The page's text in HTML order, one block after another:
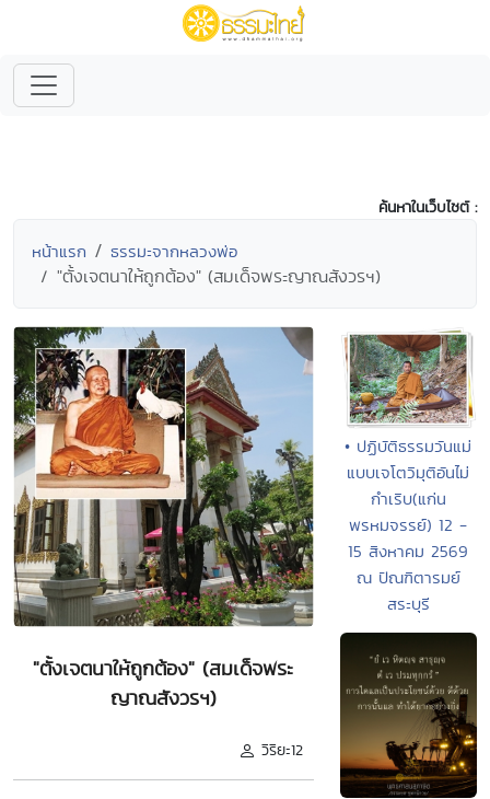
ค้นหาในเว็บไซต์ :
หน้าแรก ธรรมะจากหลวงพ่อ
"ตั้งเจตนาให้ถูกต้อง" (สมเด็จพระญาณสังวรฯ)
"ตั้งเจตนาให้ถูกต้อง" (สมเด็จพระ
ญาณสังวรฯ)
วิริยะ12
• ปฏิบัติธรรมวันแม่
แบบเจโตวิมุติอันไม่
กำเริบ(แก่น
พรหมจรรย์) 12 -
15 สิงหาคม 2569
ณ ปัณฑิตารมย์
สระบุรี